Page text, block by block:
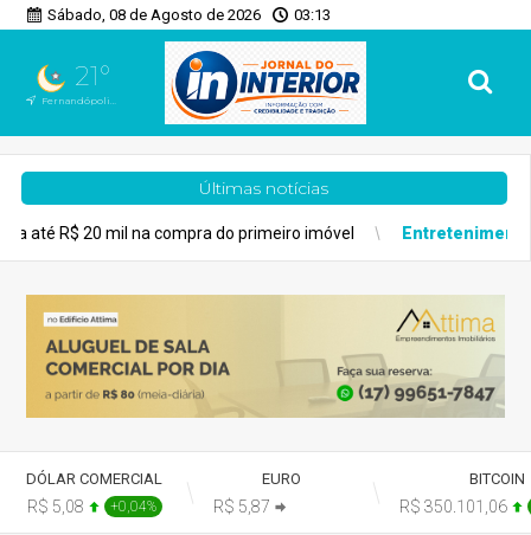
Sábado, 08 de Agosto de 2026 03:13
21°
Fernandópolis, SP
Últimas notícias
compra do primeiro imóvel Entretenimento Inscrições do
DÓLAR COMERCIAL
R$ 5,08 +0,04%
EURO
R$ 5,87
BITCOIN
R$ 350.101,06